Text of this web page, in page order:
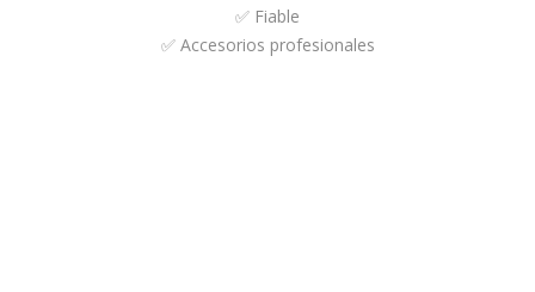
✅ Fiable
✅ Accesorios profesionales